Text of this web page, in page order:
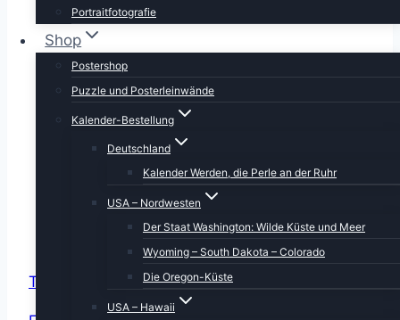
Portraitfotografie
Shop
Postershop
Puzzle und Posterleinwände
Kalender-Bestellung
Deutschland
Kalender Werden, die Perle an der Ruhr
USA – Nordwesten
Der Staat Washington: Wilde Küste und Meer
Wyoming – South Dakota – Colorado
Die Oregon-Küste
USA – Hawaii
Taschenbuch